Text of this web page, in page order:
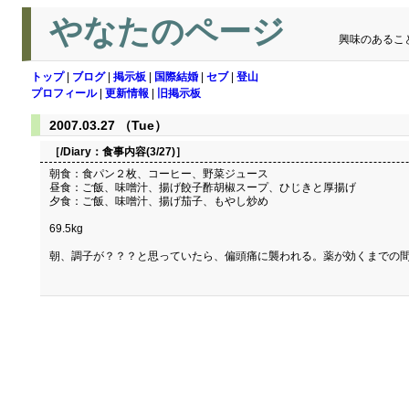
やなたのページ 興味のあるこ
トップ| ブログ| 掲示板 国際結婚 セブ| 登山
プロフィール| 更新情報 旧掲示板
2007.03.27 （Tue）
［/Diary： 食事内容(3/27)］
朝食：食パン２枚、コーヒー、野菜ジュース
昼食：ご飯、味噌汁、揚げ餃子酢胡椒スープ、ひじきと厚揚げ
夕食：ご飯、味噌汁、揚げ茄子、もやし炒め
69.5kg
朝、調子が？？？と思っていたら、偏頭痛に襲われる。薬が効くまでの